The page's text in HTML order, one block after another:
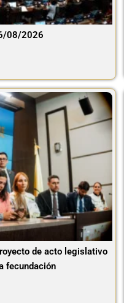
08/2026
de acto legislativo
fecundación